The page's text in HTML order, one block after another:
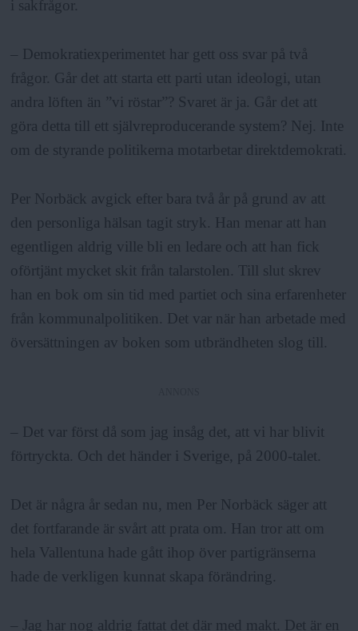
i sakfrågor.
– Demokratiexperimentet har gett oss svar på två
frågor. Går det att starta ett parti utan ideologi, utan
andra löften än ”vi röstar”? Svaret är ja. Går det att
göra detta till ett självreproducerande system? Nej. Inte
om de styrande politikerna motarbetar direktdemokrati.
Per Norbäck avgick efter bara två år på grund av att
den personliga hälsan tagit stryk. Han menar att han
egentligen aldrig ville bli en ledare och att han fick
oförtjänt mycket skit från talarstolen. Till slut skrev
han en bok om sin tid med partiet och sina erfarenheter
från kommunalpolitiken. Det var när han arbetade med
översättningen av boken som utbrändheten slog till.
– Det var först då som jag insåg det, att vi har blivit
förtryckta. Och det händer i Sverige, på 2000-talet.
Det är några år sedan nu, men Per Norbäck säger att
det fortfarande är svårt att prata om. Han tror att om
hela Vallentuna hade gått ihop över partigränserna
hade de verkligen kunnat skapa förändring.
– Jag har nog aldrig fattat det där med makt. Det är en